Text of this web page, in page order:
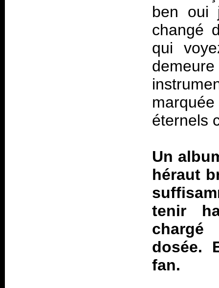
ben oui
changé
qui
éternels
Un
héraut
tenir
chargé
dosée.
fan.